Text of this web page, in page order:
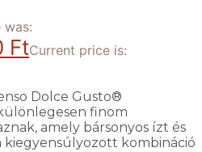
was:
FtCurrent price is:
Dolce Gusto®
finom
amely bársonyos ízt és
kiegyensúlyozott kombináció